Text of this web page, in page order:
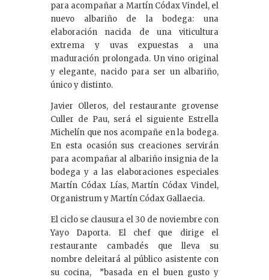
para acompañar a Martín Códax Vindel, el
nuevo albariño de la bodega: una
elaboración nacida de una viticultura
extrema y uvas expuestas a una
maduración prolongada. Un vino original
y elegante, nacido para ser un albariño,
único y distinto.
Javier Olleros, del restaurante grovense
Culler de Pau, será el siguiente Estrella
Michelín que nos acompañe en la bodega.
En esta ocasión sus creaciones servirán
para acompañar al albariño insignia de la
bodega y a las elaboraciones especiales
Martín Códax Lías, Martín Códax Vindel,
Organistrum y Martín Códax Gallaecia.
El ciclo se clausura el 30 de noviembre con
Yayo Daporta. El chef que dirige el
restaurante cambadés que lleva su
nombre deleitará al público asistente con
su cocina, ”basada en el buen gusto y